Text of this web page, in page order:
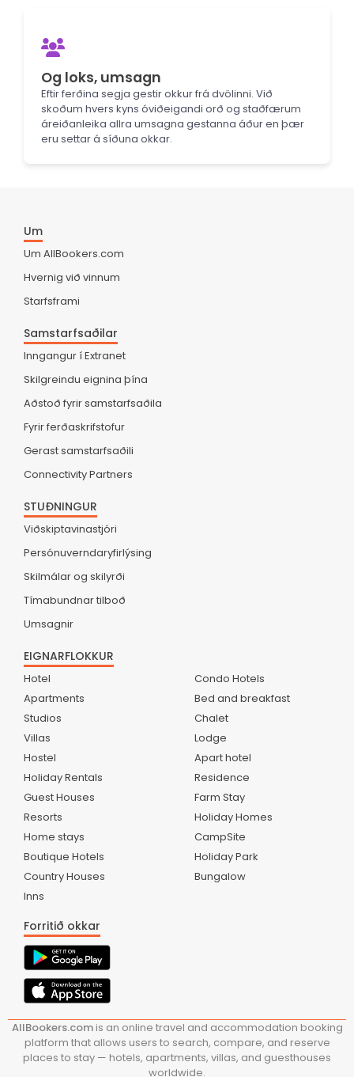
Og loks, umsagn
Eftir ferðina segja gestir okkur frá dvölinni. Við
skoðum hvers kyns óviðeigandi orð og staðfærum
áreiðanleika allra umsagna gestanna áður en þær
eru settar á síðuna okkar.
Um
Um AllBookers.com
Hvernig við vinnum
Starfsframi
Samstarfsaðilar
Inngangur í Extranet
Skilgreindu eignina þína
Aðstoð fyrir samstarfsaðila
Fyrir ferðaskrifstofur
Gerast samstarfsaðili
Connectivity Partners
STUÐNINGUR
Viðskiptavinastjóri
Persónuverndaryfirlýsing
Skilmálar og skilyrði
Tímabundnar tilboð
Umsagnir
EIGNARFLOKKUR
Hotel
Apartments
Studios
Villas
Hostel
Holiday Rentals
Guest Houses
Resorts
Home stays
Boutique Hotels
Country Houses
Inns
Condo Hotels
Bed and breakfast
Chalet
Lodge
Apart hotel
Residence
Farm Stay
Holiday Homes
CampSite
Holiday Park
Bungalow
Forritið okkar
AllBookers.comis an online travel and accommodation booking
platform that allows users to search, compare, and reserve
places to stay — hotels, apartments, villas, and guesthouses
worldwide.